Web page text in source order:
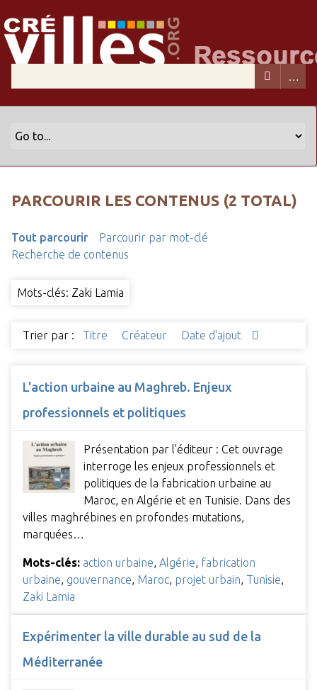
PARCOURIR LES CONTENUS (2 TOTAL)
Tout parcourir
Parcourir par mot-clé
Recherche de contenus
Mots-clés: Zaki Lamia
Trier par : Titre Créateur Date d'ajout
L'action urbaine au Maghreb. Enjeux
professionnels et politiques
Présentation par l'éditeur : Cet ouvrage
interroge les enjeux professionnels et
politiques de la fabrication urbaine au
Maroc, en Algérie et en Tunisie. Dans des
villes maghrébines en profondes mutations,
marquées…
Mots-clés: action urbaine Algérie fabrication
urbaine gouvernance Maroc projet urbain Tunisie
Zaki Lamia
Expérimenter la ville durable au sud de la
Méditerranée